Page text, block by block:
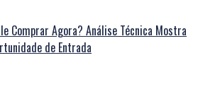
Comprar Agora? Análise Técnica Mostra
de Entrada